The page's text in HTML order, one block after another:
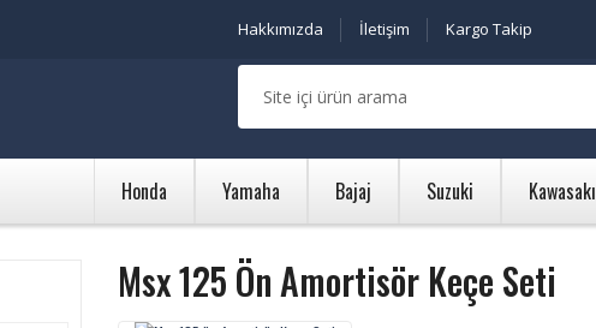
Hakkımızda İletişim Kargo Takip
Honda Yamaha Bajaj Suzuki Kawasakı
Msx 125 Ön Amortisör Keçe Seti